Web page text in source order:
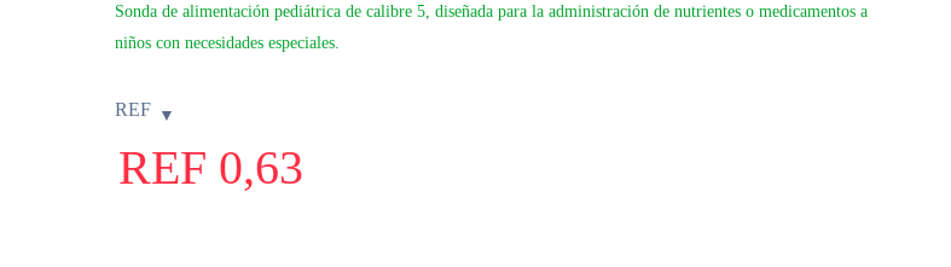
Sonda de alimentación pediátrica de calibre 5, diseñada para la administración de nutrientes o medicamentos a
niños con necesidades especiales.
REF
REF 0,63